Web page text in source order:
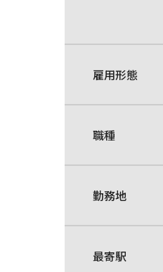
雇用形態
職種
勤務地
最寄駅